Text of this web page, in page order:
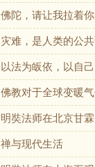
佛陀，请让我拉着
灾难，是人类的公
以法为皈依，以自
佛教对于全球变暖
明奘法师在北京甘
禅与现代生活